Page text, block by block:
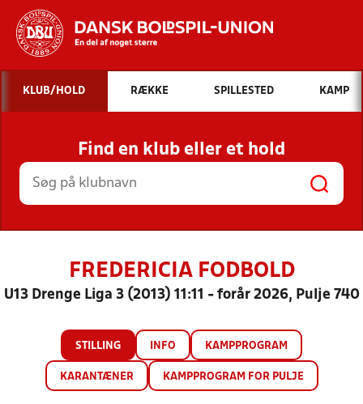
Hvad vil du søge efter?
INDHOLD OG NYHEDER
STILLINGER, RESULTATER, KLUBBER OG
HOLD
KLUB/HOLD RÆKKE SPILLESTED KAMP
Find en klub eller et hold
FREDERICIA FODBOLD
U13 Drenge Liga 3 (2013) 11:11 - forår 2026, Pulje 740
STILLING INFO KAMPPROGRAM
KARANTÆNER KAMPPROGRAM FOR PULJE